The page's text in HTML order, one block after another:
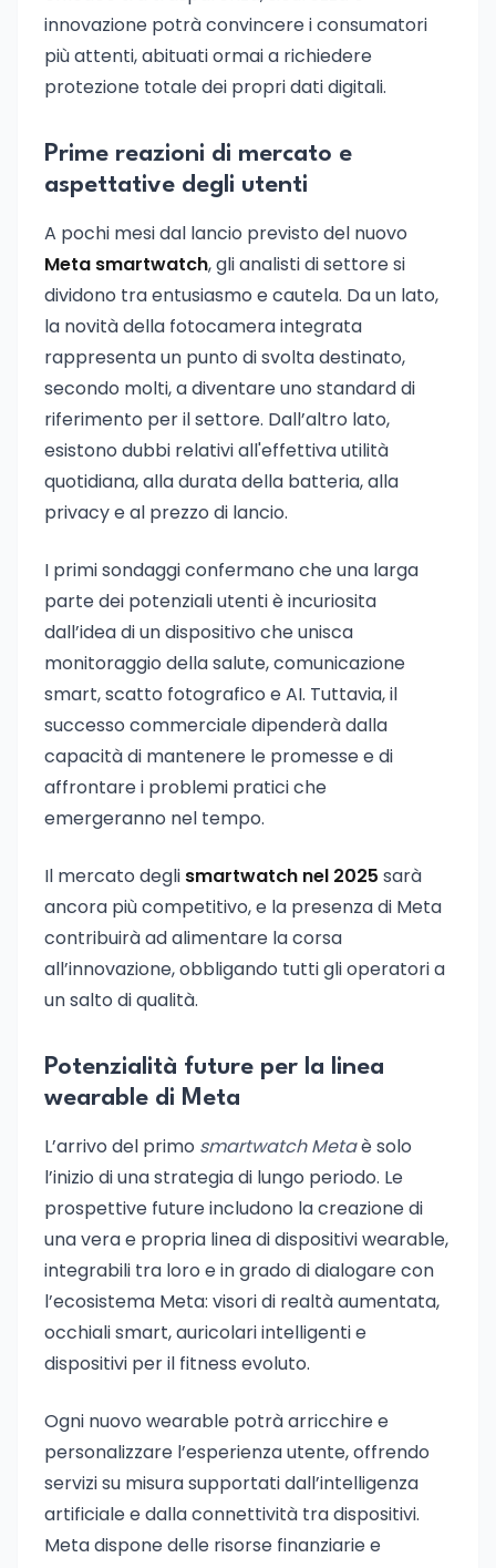
innovazione potrà convincere i consumatori
più attenti, abituati ormai a richiedere
protezione totale dei propri dati digitali.
Prime reazioni di mercato e
aspettative degli utenti
A pochi mesi dal lancio previsto del nuovo
Meta smartwatch, gli analisti di settore si
dividono tra entusiasmo e cautela. Da un lato,
la novità della fotocamera integrata
rappresenta un punto di svolta destinato,
secondo molti, a diventare uno standard di
riferimento per il settore. Dall’altro lato,
esistono dubbi relativi all'effettiva utilità
quotidiana, alla durata della batteria, alla
privacy e al prezzo di lancio.
I primi sondaggi confermano che una larga
parte dei potenziali utenti è incuriosita
dall’idea di un dispositivo che unisca
monitoraggio della salute, comunicazione
smart, scatto fotografico e AI. Tuttavia, il
successo commerciale dipenderà dalla
capacità di mantenere le promesse e di
affrontare i problemi pratici che
emergeranno nel tempo.
Il mercato degli smartwatch nel 2025 sarà
ancora più competitivo, e la presenza di Meta
contribuirà ad alimentare la corsa
all’innovazione, obbligando tutti gli operatori a
un salto di qualità.
Potenzialità future per la linea
wearable di Meta
L’arrivo del primo smartwatch Metaè solo
l’inizio di una strategia di lungo periodo. Le
prospettive future includono la creazione di
una vera e propria linea di dispositivi wearable,
integrabili tra loro e in grado di dialogare con
l’ecosistema Meta: visori di realtà aumentata,
occhiali smart, auricolari intelligenti e
dispositivi per il fitness evoluto.
Ogni nuovo wearable potrà arricchire e
personalizzare l’esperienza utente, offrendo
servizi su misura supportati dall’intelligenza
artificiale e dalla connettività tra dispositivi.
Meta dispone delle risorse finanziarie e